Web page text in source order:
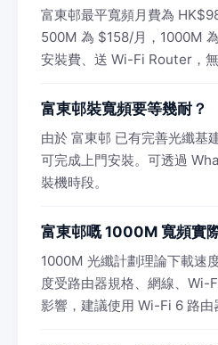
富東邨最平寬頻月費為
500M 為 $158/月，1000M
安裝費、送 Wi-Fi Router，無
富東邨裝寬頻要等幾耐？
由於 富東邨 已有完善光纖基
可完成上門安裝。可透過
裝機時段。
富東邨嘅 1000M 寬頻實
1000M 光纖計劃理論下載速
度受路由器規格、網線、Wi-
影響，建議使用 Wi-Fi 6 路由